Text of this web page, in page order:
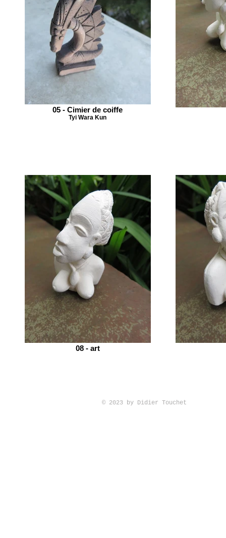
05 - Cimier de coiffe
Tyi Wara Kun
08 - art
© 2023 by Didier Touchet